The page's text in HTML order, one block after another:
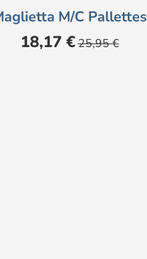
M/c Pallettes
Prezzo
18,17 € Prezzo
base
25,95 €